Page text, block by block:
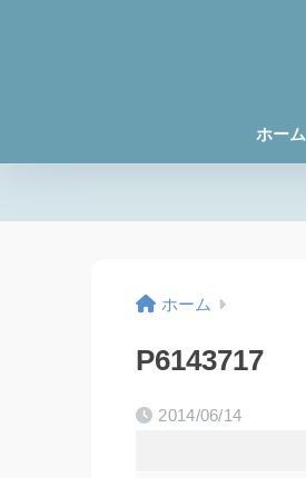
ホーム
ホーム
P6143717
2014/06/14